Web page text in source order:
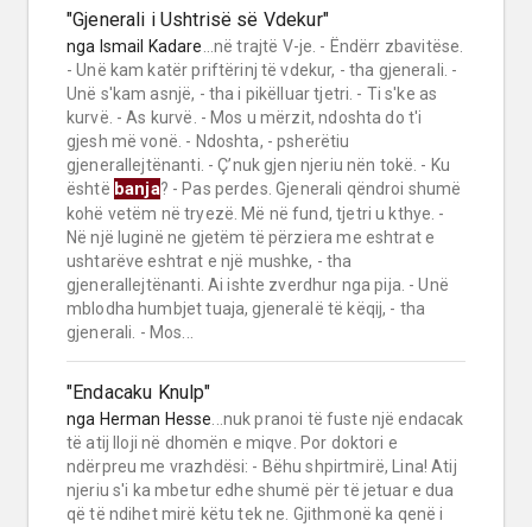
"Gjenerali i Ushtrisë së Vdekur"
nga Ismail Kadare ...në trajtë V-je. - Ëndërr zbavitëse.
- Unë kam katër priftërinj të vdekur, - tha gjenerali. -
Unë s'kam asnjë, - tha i pikëlluar tjetri. - Ti s'ke as
kurvë. - As kurvë. - Mos u mërzit, ndoshta do t'i
gjesh më vonë. - Ndoshta, - psherëtiu
gjenerallejtënanti. - Ç’nuk gjen njeriu nën tokë. - Ku
është banja? - Pas perdes. Gjenerali qëndroi shumë
kohë vetëm në tryezë. Më në fund, tjetri u kthye. -
Në një luginë ne gjetëm të përziera me eshtrat e
ushtarëve eshtrat e një mushke, - tha
gjenerallejtënanti. Ai ishte zverdhur nga pija. - Unë
mblodha humbjet tuaja, gjeneralë të këqij, - tha
gjenerali. - Mos...
"Endacaku Knulp"
nga Herman Hesse ...nuk pranoi të fuste një endacak
të atij lloji në dhomën e miqve. Por doktori e
ndërpreu me vrazhdësi: - Bëhu shpirtmirë, Lina! Atij
njeriu s'i ka mbetur edhe shumë për të jetuar e dua
që të ndihet mirë këtu tek ne. Gjithmonë ka qenë i